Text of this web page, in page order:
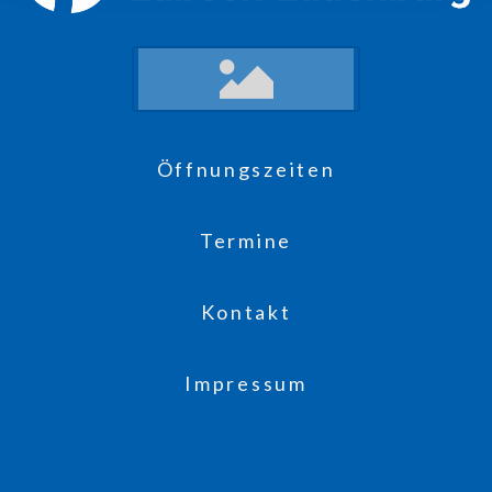
Öffnungszeiten
Termine
Kontakt
Impressum